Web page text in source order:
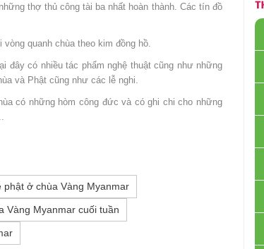
thợ thủ công tài ba nhất hoàn thành. Các tín đồ
quanh chùa theo kim đồng hồ.
đây có nhiều tác phẩm nghệ thuật cũng như những
và Phật cũng như các lễ nghi.
có những hòm công đức và có ghi chi cho những
phật ở chùa Vàng Myanmar
Vàng Myanmar cuối tuần